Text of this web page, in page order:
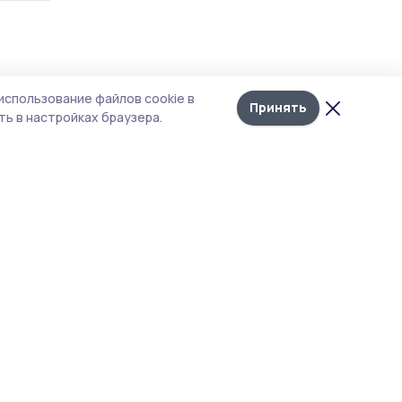
Лента
новостей
файлов cookie в
в настройках браузера.
Принять